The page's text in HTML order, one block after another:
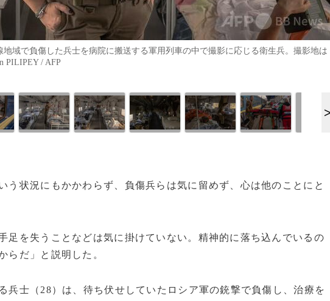
域で負傷した兵士を病院に搬送する軍用列車の中で撮影に応じる衛生兵。撮影地は
PILIPEY / AFP
う状況にもかかわらず、負傷兵らは気に留めず、心は他のことにと
足を失うことなどは気に掛けていない。精神的に落ち込んでいるの
らだ」と説明した。
兵士（28）は、待ち伏せしていたロシア軍の銃撃で負傷し、治療を